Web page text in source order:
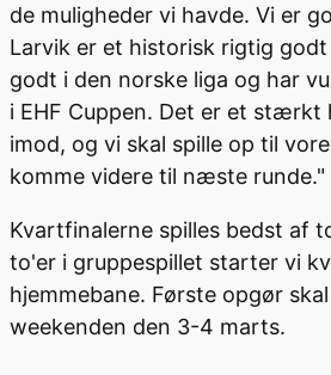
de muligheder vi havde. Vi er
Larvik er et historisk rigtig
godt i den norske liga og har
i EHF Cuppen. Det er et stærkt
imod, og vi skal spille op til
komme videre til næste runde."
Kvartfinalerne spilles bedst af
to'er i gruppespillet starter vi
hjemmebane. Første opgør
weekenden den 3-4 marts.